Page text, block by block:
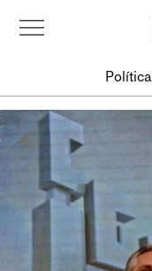
Política